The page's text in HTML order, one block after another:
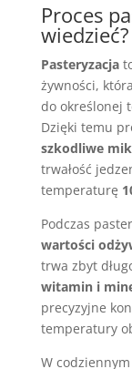
Proces
wiedzieć?
Pasteryzacja
żywności,
do określonej
Dzięki temu
szkodliwe
trwałość
temperaturę
Podczas
wartości
trwa zbyt
witamin i
precyzyjne
temperatury
W